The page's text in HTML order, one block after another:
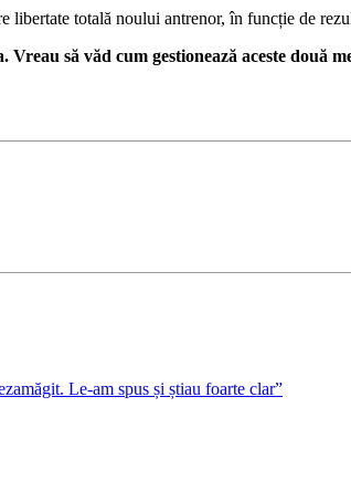
libertate totală noului antrenor, în funcție de
Vreau să văd cum gestionează aceste două
Le-am spus și știau foarte clar”